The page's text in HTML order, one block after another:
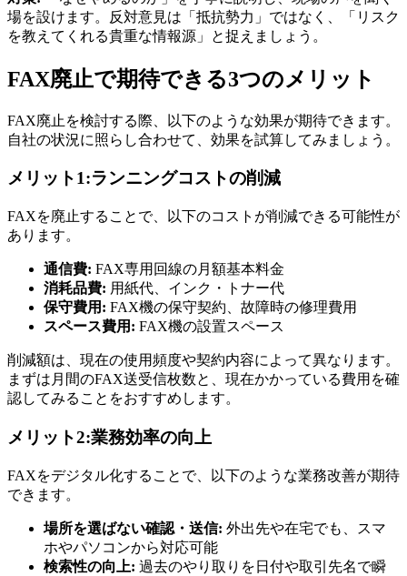
場を設けます。反対意見は「抵抗勢力」ではなく、「リスク
を教えてくれる貴重な情報源」と捉えましょう。
FAX廃止で期待できる3つのメリット
FAX廃止を検討する際、以下のような効果が期待できます。
自社の状況に照らし合わせて、効果を試算してみましょう。
メリット1:ランニングコストの削減
FAXを廃止することで、以下のコストが削減できる可能性が
あります。
通信費: FAX専用回線の月額基本料金
消耗品費: 用紙代、インク・トナー代
保守費用: FAX機の保守契約、故障時の修理費用
スペース費用: FAX機の設置スペース
削減額は、現在の使用頻度や契約内容によって異なります。
まずは月間のFAX送受信枚数と、現在かかっている費用を確
認してみることをおすすめします。
メリット2:業務効率の向上
FAXをデジタル化することで、以下のような業務改善が期待
できます。
場所を選ばない確認・送信: 外出先や在宅でも、スマ
ホやパソコンから対応可能
検索性の向上: 過去のやり取りを日付や取引先名で瞬